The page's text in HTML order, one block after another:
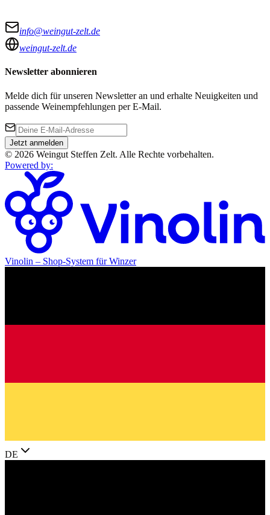
info@weingut-zelt.de
weingut-zelt.de
Newsletter abonnieren
Melde dich für unseren Newsletter an und erhalte Neuigkeiten und
passende Weinempfehlungen per E-Mail.
Jetzt anmelden
© 2026 Weingut Steffen Zelt. Alle Rechte vorbehalten.
Powered by:
Vinolin – Shop-System für Winzer
DE